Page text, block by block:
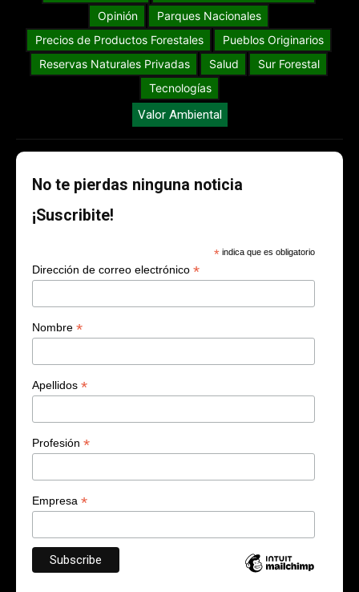
Opinión
Parques Nacionales
Precios de Productos Forestales
Pueblos Originarios
Reservas Naturales Privadas
Salud
Sur Forestal
Tecnologías
Valor Ambiental
No te pierdas ninguna noticia
¡Suscribite!
* indica que es obligatorio
Dirección de correo electrónico *
Nombre *
Apellidos *
Profesión *
Empresa *